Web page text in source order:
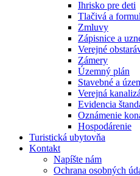
Ihrisko pre deti
Tlačivá a
Zmluvy
Zápisnice a
Verejné
Zámery
Územný plán
Stavebné a
Verejná
Evidencia
Oznámenie
Hospodárenie
Turistická ubytovňa
Kontakt
Napíšte nám
Ochrana osobných